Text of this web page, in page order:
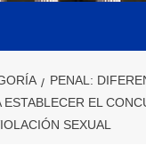
PENAL:
ESTABLECER EL
SEXUAL